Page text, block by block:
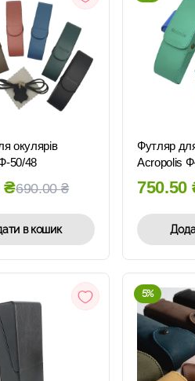
ШВИДКИЙ
окулярів
50/48
690.00₴
₴
в кошик
Футляр
Acropolis
750.50
5%